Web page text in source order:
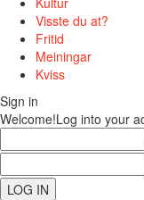
Visste du at?
Fritid
Meiningar
Kviss
Sign in
Welcome!Log into your